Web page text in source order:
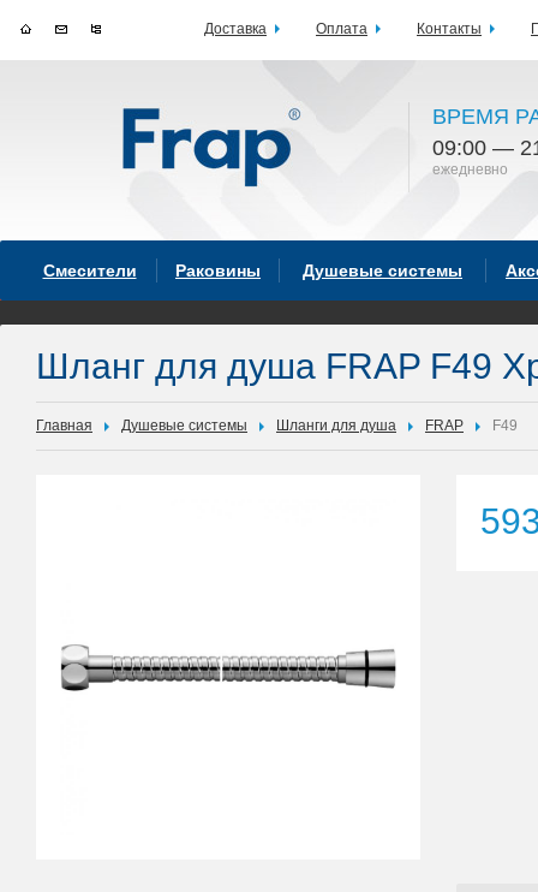
ВРЕМЯ
09:00 —
ежедневно
Смесители Раковины Душевые системы
Шланг для душа FRAP F49
Главная Душевые системы Шланги для душа FRAP F49
Доставка Оплата Контакты